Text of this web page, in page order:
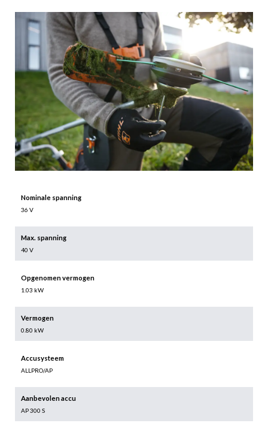
Nominale spanning
36 V
Max. spanning
40 V
Opgenomen vermogen
1.03 kW
Vermogen
0.80 kW
Accusysteem
ALLPRO/AP
Aanbevolen accu
AP 300 S